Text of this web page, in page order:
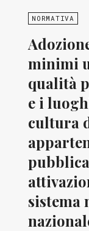
NORMATIVA
minimi
qualità
e i
cultura
sistema